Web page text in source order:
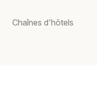
Chaînes d'hôtels